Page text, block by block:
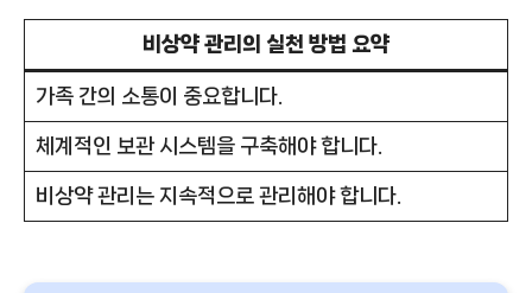
비상약 관리의 실천 방법 요약
가족 간의 소통이 중요합니다.
체계적인 보관 시스템을 구축해야 합니다.
비상약 관리는 지속적으로 관리해야 합니다.